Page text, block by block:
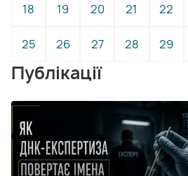
18 19 20 21 22
25 26 27 28 29
Публікації